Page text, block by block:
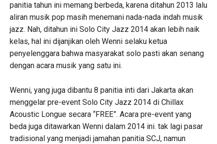
panitia tahun ini memang berbeda, karena ditahun 2013 lalu
aliran musik pop masih menemani nada-nada indah musik
jazz. Nah, ditahun ini Solo City Jazz 2014 akan lebih naik
kelas, hal ini dijanjikan oleh Wenni selaku ketua
penyelenggara bahwa masyarakat solo pasti akan senang
dengan acara musik yang satu ini.
Wenni, yang juga dibantu 8 panitia inti dari Jakarta akan
menggelar pre-event Solo City Jazz 2014 di Chillax
Acoustic Longue secara “FREE”. Acara pre-event yang
beda juga ditawarkan Wenni dalam 2014 ini. tak lagi pasar
tradisional yang menjadi jamahan panitia SCJ, namun